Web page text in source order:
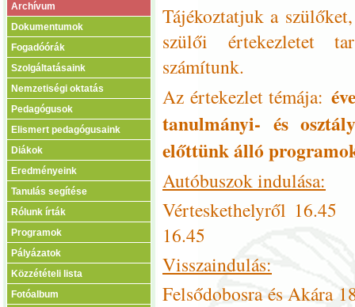
Archívum
Dokumentumok
Fogadóórák
Szolgáltatásaink
Nemzetiségi oktatás
Pedagógusok
Elismert pedagógusaink
Diákok
Eredményeink
Tanulás segítése
Rólunk írták
Programok
Pályázatok
Közzétételi lista
Fotóalbum
Tájékoztatjuk a
szülői értekezletet
számítunk.
Az értekezlet témája:
tanulmányi- és
előttünk álló
Autóbuszok indulása:
Vérteskethelyről
16.45
Visszaindulás:
Felsődobosra és